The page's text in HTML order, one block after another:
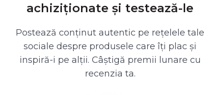
achiziționate și testează-le
Postează conținut autentic pe rețelele tale
sociale despre produsele care îți plac și
inspiră-i pe alții. Câștigă premii lunare cu
recenzia ta.